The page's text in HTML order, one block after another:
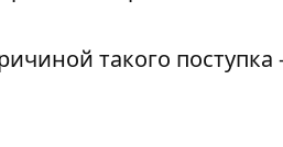
такого поступка